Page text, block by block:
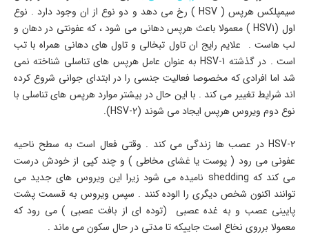
سیمپلکس هرپس ( HSV ) رخ می دهد و دو نوع از ان وجود دارد . نوع
اول (HSV1 ) معمولا باعث هرپس دهانی می شود ، که عفونتی در دهان و
لب هاست . علایم رایج ان تاول تبخالی و تاول های دهانی همراه با تب
است . در گذشته HSV-1 به عنوان عامل هرپس های تناسلی شناخته نمی
شد اما افرادی که مخصوصا فعالیت جنسی را در ابتدای جوانی شروع کرده
اند شرایط تغییر می کند . با این حال در بیشتر موارد هرپس های تناسلی با
نوع دوم ویروس هرپس ایجاد می شوند (HSV-2).
HSV-2 در عصب ها زندگی می کند . وقتی فعال است به سطح ناحیه
عفونی می رود ( پوست یا غشای مخاطی ) و چند کپی از خودش درست
می کند که shedding نامیده می شود زیرا این ویروس های جدید می
توانند اکنون شخص دیگری را الوده کنند . سپس ویروس به قسمت پشت
پایینی عصب و به غده عصبی (توده ای از بافت عصبی ) می رود که
معمولا برروی نخاع است جاییکه تا مدتی در حال سکون می ماند .